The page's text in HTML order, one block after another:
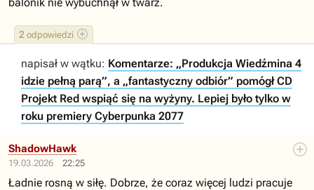
2 odpowiedzi
napisał w wątku: Komentarze: „Produkcja Wiedźmina 4
idzie pełną parą”, a „fantastyczny odbiór” pomógł CD
Projekt Red wspiąć się na wyżyny. Lepiej było tylko w
roku premiery Cyberpunka 2077
19.03.2026 22:25
ShadowHawk
Ładnie rosną w siłę. Dobrze, że coraz więcej ludzi pracuje